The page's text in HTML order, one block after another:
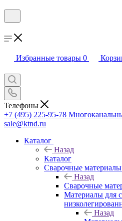
Избранные товары 0
Телефоны
+7 (495) 225-95-78
sale@ktnd.ru
Каталог
Назад
Каталог
Сварочные материалы
Назад
Сварочные
Материалы для
Назад